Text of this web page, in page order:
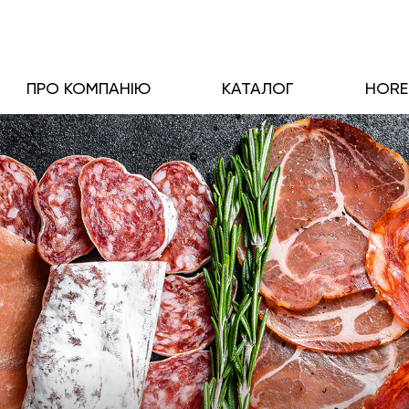
ПРО КОМПАНІЮ КАТАЛОГ